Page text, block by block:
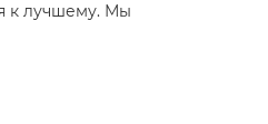
к лучшему. Мы